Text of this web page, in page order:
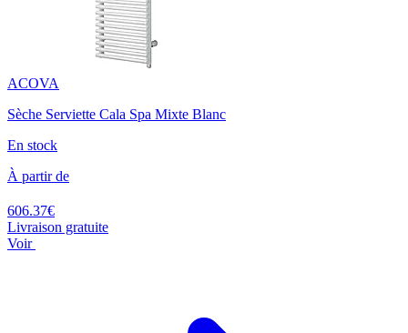
ACOVA
Sèche Serviette Cala Spa Mixte Blanc
En stock
À partir de
606.37€
Livraison gratuite
Voir